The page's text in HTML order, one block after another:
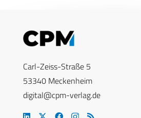
Carl-Zeiss-Straße 5
53340 Meckenheim
digital@cpm-verlag.de